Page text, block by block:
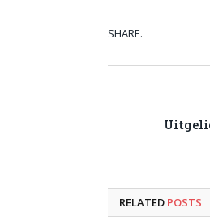
SHARE.
RELATED POSTS